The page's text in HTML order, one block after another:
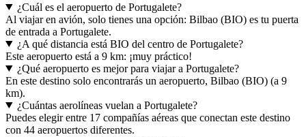
¿Cuál es el aeropuerto de Portugalete?
Al viajar en avión, solo tienes una opción: Bilbao (BIO) es tu puerta
de entrada a Portugalete.
¿A qué distancia está BIO del centro de Portugalete?
Este aeropuerto está a 9 km: ¡muy práctico!
¿Qué aeropuerto es mejor para viajar a Portugalete?
En este destino solo encontrarás un aeropuerto, Bilbao (BIO) (a 9
km).
¿Cuántas aerolíneas vuelan a Portugalete?
Puedes elegir entre 17 compañías aéreas que conectan este destino
con 44 aeropuertos diferentes.